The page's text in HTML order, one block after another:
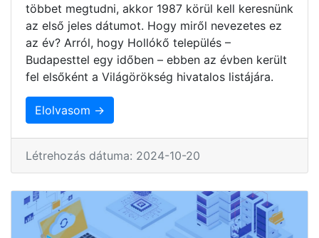
többet megtudni, akkor 1987 körül kell keresnünk
az első jeles dátumot. Hogy miről nevezetes ez
az év? Arról, hogy Hollókő település –
Budapesttel egy időben – ebben az évben került
fel elsőként a Világörökség hivatalos listájára.
Elolvasom →
Létrehozás dátuma: 2024-10-20